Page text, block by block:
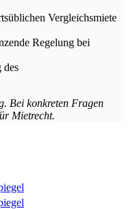
Vergleichsmiete
Regelung bei
Bei konkreten Fragen
Mietrecht.